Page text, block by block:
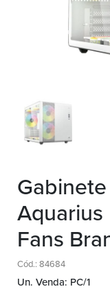
Aquarius
Fans
Cód.: 84684
Un. Venda: PC/1